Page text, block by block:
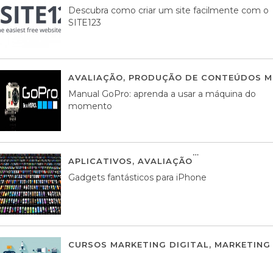
Descubra como criar um site facilmente com o
SITE123
AVALIAÇÃO, PRODUÇÃO DE CONTEÚDOS
Manual GoPro: aprenda a usar a máquina do
momento
APLICATIVOS, AVALIAÇÃO
Gadgets fantásticos para iPhone
CURSOS MARKETING DIGITAL,